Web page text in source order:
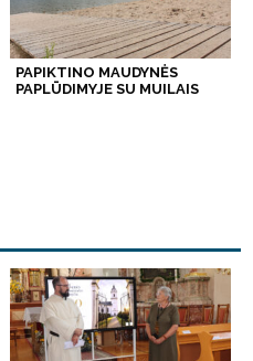
PAPIKTINO MAUDYNĖS
PAPLŪDIMYJE SU MUILAIS